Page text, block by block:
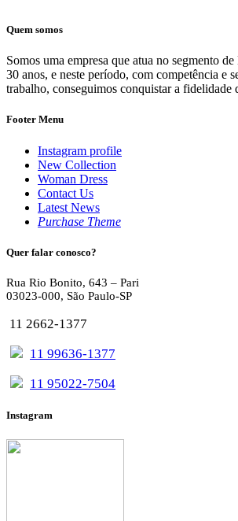
Quem somos
Somos uma empresa que atua no segmento
30 anos, e neste período, com competência e
trabalho, conseguimos conquistar a fidelidade
Footer Menu
Instagram profile
New Collection
Woman Dress
Contact Us
Latest News
Purchase Theme
Quer falar conosco?
Rua Rio Bonito, 643 – Pari
03023-000, São Paulo-SP
11 2662-1377
11 99636-1377
11 95022-7504
Instagram